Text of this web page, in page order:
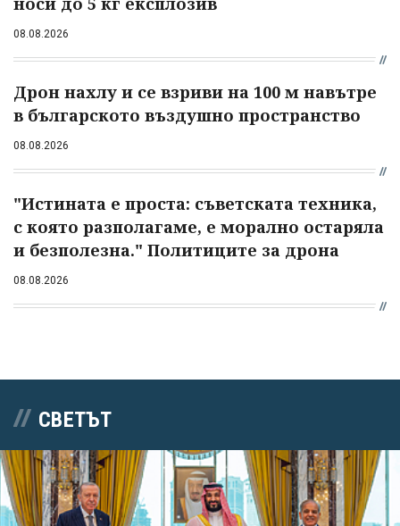
08.08.2026
Дрон нахлу и се взриви на 100 м навътре
в българското въздушно пространство
08.08.2026
"Истината е проста: съветската техника,
с която разполагаме, е морално остаряла
и безполезна." Политиците за дрона
08.08.2026
СВЕТЪТ